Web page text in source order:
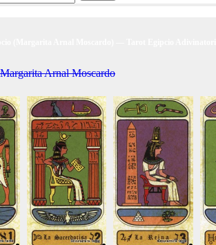
Margarita Arnal Moscardo